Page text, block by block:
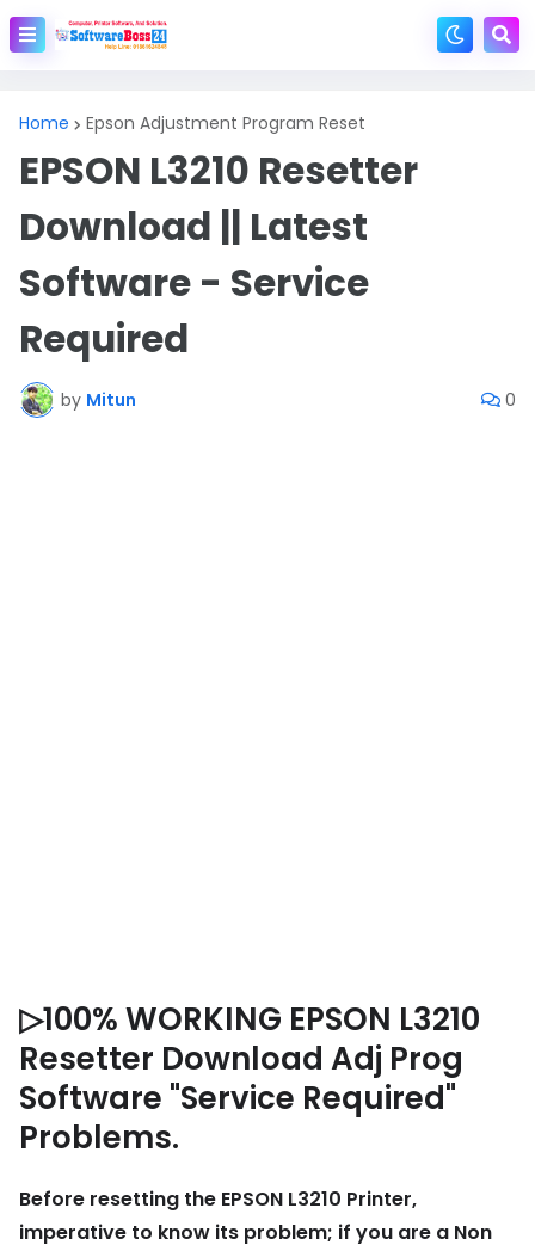
Home Epson Adjustment Program Reset
EPSON L3210 Resetter
Download || Latest
Software - Service
Required
by Mitun 0
▷100% WORKING EPSON L3210
Resetter Download Adj Prog
Software "Service Required"
Problems.
Before resetting the EPSON L3210 Printer,
imperative to know its problem; if you are a Non